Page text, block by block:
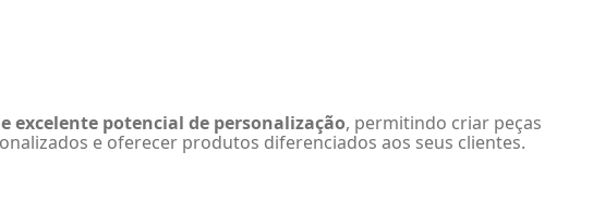
excelente potencial de personalização, permitindo criar peças
e oferecer produtos diferenciados aos seus clientes.